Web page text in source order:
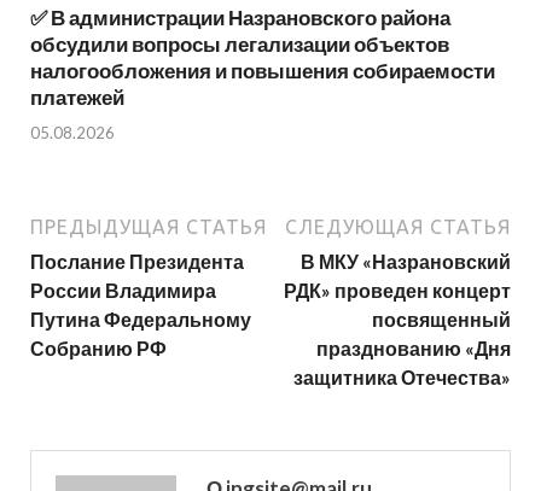
✅ В администрации Назрановского района
обсудили вопросы легализации объектов
налогообложения и повышения собираемости
платежей
05.08.2026
ПРЕДЫДУЩАЯ СТАТЬЯ
Послание Президента
России Владимира
Путина Федеральному
Собранию РФ
СЛЕДУЮЩАЯ СТАТЬЯ
В МКУ «Назрановский
РДК» проведен концерт
посвященный
празднованию «Дня
защитника Отечества»